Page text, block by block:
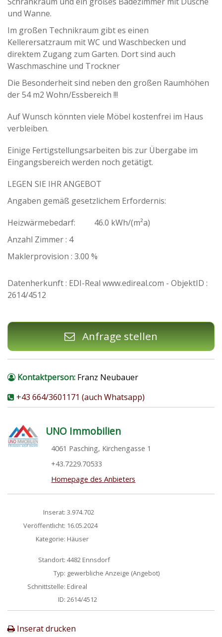
und Wanne.
Im großen Technikraum gibt es einen
Kellerersatzraum mit WC und Waschbecken und
direktem Zugang zum Garten. Dort sind auch
Waschmaschine und Trockner
Die Besonderheit sind neben den großen Raumhöhen
der 54 m2 Wohn/Essbereich !!!
Auf Wunsch könnten viele Möbel kostenfrei im Haus
verbleiben.
Einige Fertigstellungsarbeiten bis zur Übergabe im
Eingangsbereich werden noch getätigt.
LEGEN SIE IHR ANGEBOT
Angaben gemäß gesetzlichem Erfordernis:
Heizwärmebedarf:
46.0 kWh/(m²a)
Anzahl Zimmer : 4
Maklerprovision : 3.00 %
Datenherkunft : EDI-Real www.edireal.com - ObjektID :
2614/4512
Anfrage stellen
Kontaktperson: Franz Neubauer
+43 664/3601171 (auch Whatsapp)
UNO Immobilien
4061 Pasching, Kirchengasse 1
+43.7229.70533
Homepage des Anbieters
Inserat: 3.974.702
Veröffentlicht: 16.05.2024
Kategorie: Häuser
Standort: 4482 Ennsdorf
Typ: gewerbliche Anzeige (Angebot)
Schnittstelle: Edireal
ID: 2614/4512
Inserat drucken